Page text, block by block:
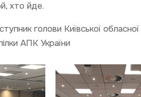
хто йде.
голови Київської обласної
АПК України